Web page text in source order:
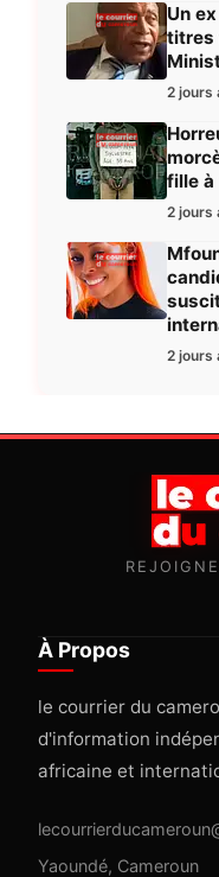
Un
titres
2 jours
fille à
2 jours
2 jours
À Propos
le courrier du
d'information
africaine et
Yaoundé, Cameroun